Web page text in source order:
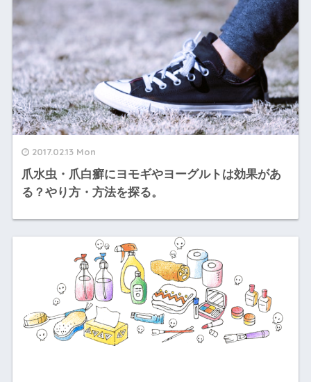
2017.02.13 Mon
爪水虫・爪白癬にヨモギやヨーグルトは効果があ
る？やり方・方法を探る。